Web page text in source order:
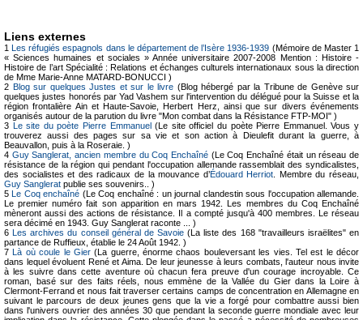
Liens externes
1Les réfugiés espagnols dans le département de l’Isère 1936-1939 (Mémoire de Master 1
« Sciences humaines et sociales » Année universitaire 2007-2008 Mention : Histoire -
Histoire de l’art Spécialité : Relations et échanges culturels internationaux sous la direction
de Mme Marie-Anne MATARD-BONUCCI )
2 Blog sur quelques Justes et sur le livre (Blog hébergé par la Tribune de Genève sur
quelques justes honorés par Yad Vashem sur l'intervention du délégué pour la Suisse et la
région frontalière Ain et Haute-Savoie, Herbert Herz, ainsi que sur divers événements
organisés autour de la parution du livre "Mon combat dans la Résistance FTP-MOI" )
3 Le site du poète Pierre Emmanuel(Le site officiel du poète Pierre Emmanuel. Vous y
trouverez aussi des pages sur sa vie et son action à Dieulefit durant la guerre, à
Beauvallon, puis à la Roseraie. )
4 Guy Sanglerat, ancien membre du Coq Enchaîné (Le Coq Enchaîné était un réseau de
résistance de la région qui pendant l'occupation allemande rassemblait des syndicalistes,
des socialistes et des radicaux de la mouvance d’Édouard Herriot . Membre du réseau,
Guy Sanglerat publie ses souvenirs.. )
5Le Coq enchaîné (Le Coq enchaîné : un journal clandestin sous l'occupation allemande.
Le premier numéro fait son apparition en mars 1942. Les membres du Coq Enchaîné
mèneront aussi des actions de résistance. Il a compté jusqu'à 400 membres. Le réseau
sera décimé en 1943. Guy Sanglerat raconte ... )
6Les archives du conseil général de Savoie (La liste des 168 "travailleurs israëlites" en
partance de Ruffieux, établie le 24 Août 1942. )
7Là où coule le Gier(La guerre, énorme chaos bouleversant les vies. Tel est le décor
dans lequel évoluent René et Aima. De leur jeunesse à leurs combats, l'auteur nous invite
à les suivre dans cette aventure où chacun fera preuve d'un courage incroyable. Ce
roman, basé sur des faits réels, nous emmène de la Vallée du Gier dans la Loire à
Clermont-Ferrand et nous fait traverser certains camps de concentration en Allemagne en
suivant le parcours de deux jeunes gens que la vie a forgé pour combattre aussi bien
dans l'univers ouvrier des années 30 que pendant la seconde guerre mondiale avec leur